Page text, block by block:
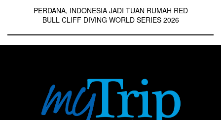
PERDANA, INDONESIA JADI TUAN RUMAH RED
BULL CLIFF DIVING WORLD SERIES 2026